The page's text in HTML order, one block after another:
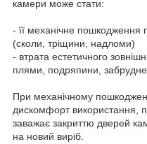
камери може стати:
- її механічне пошкодження
(сколи, тріщини, надломи)
- втрата естетичного
плями, подряпини,
При механічному
дискомфорт використання,
заважає закриттю дверей
на новий виріб.